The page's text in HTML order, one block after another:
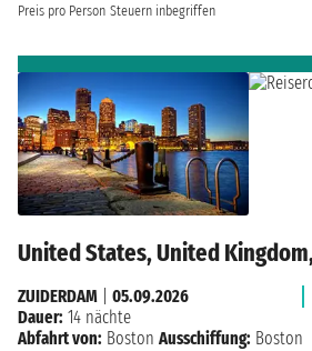
Preis pro Person Steuern inbegriffen
United States, United
ZUIDERDAM
05.09.2026
Dauer: 14 nächte
Abfahrt von: Boston Ausschiffung: Boston